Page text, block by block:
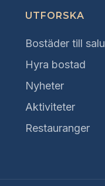
UTFORSKA
Bostäder till salu
Hyra bostad
Nyheter
Aktiviteter
Restauranger